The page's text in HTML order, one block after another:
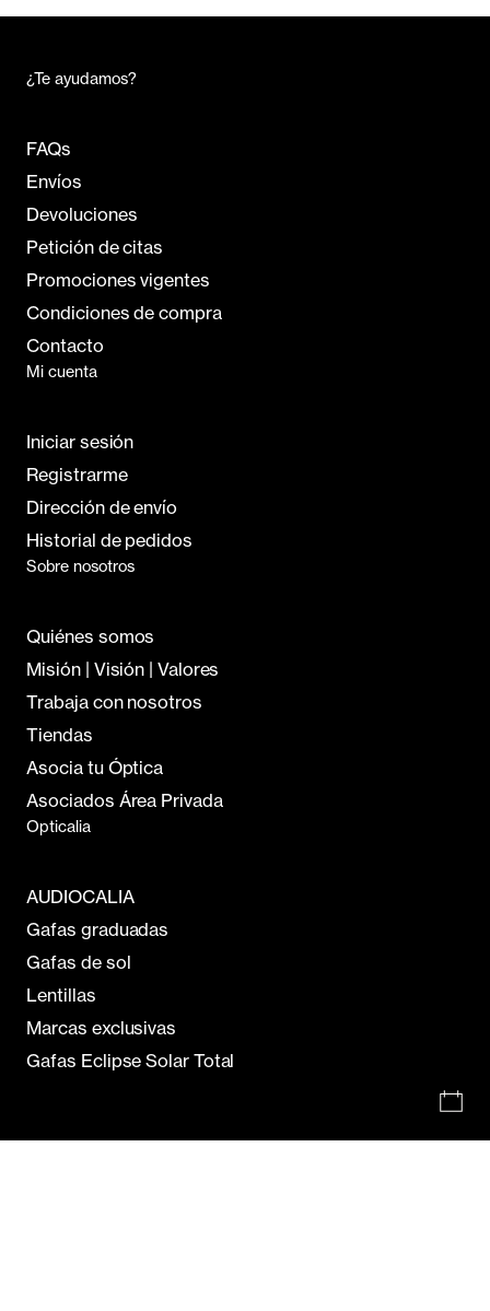
¿Te ayudamos?
FAQs
Envíos
Devoluciones
Petición de citas
Promociones vigentes
Condiciones de compra
Contacto
Mi cuenta
Iniciar sesión
Registrarme
Dirección de envío
Historial de pedidos
Sobre nosotros
Quiénes somos
Misión | Visión | Valores
Trabaja con nosotros
Tiendas
Asocia tu Óptica
Asociados Área Privada
Opticalia
AUDIOCALIA
Gafas graduadas
Gafas de sol
Lentillas
Marcas exclusivas
Gafas Eclipse Solar Total